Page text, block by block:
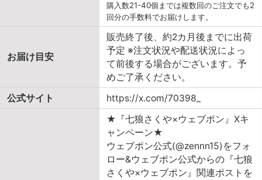
購入数21-40個までは複数回のご注文でも2
回分の手数料でお届けします。
お届け目安
販売終了後、約2カ月後までに出荷
予定 ※注文状況や配送状況によっ
て前後する場合がございます。予
めご了承ください。
公式サイト
https://x.com/70398_
★『七狼さくや×ウェブポン』Xキ
ャンペーン★
ウェブポン公式(@zennn15)をフォ
ロー&ウェブポン公式からの『七狼
さくや×ウェブポン』関連ポストを